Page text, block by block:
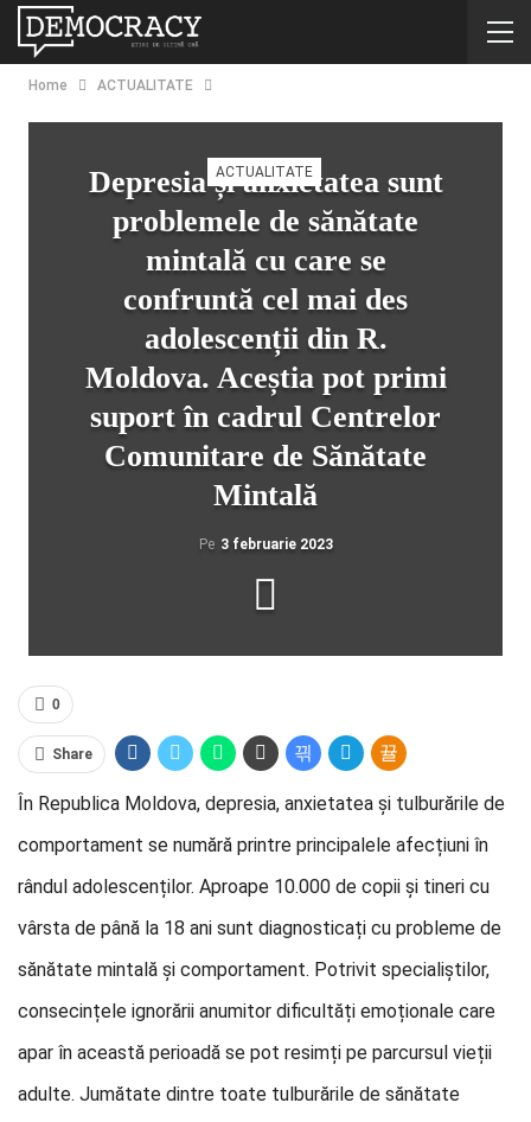
Home ACTUALITATE
ACTUALITATE
Depresia și anxietatea sunt
problemele de sănătate
mintală cu care se
confruntă cel mai des
adolescenții din R.
Moldova. Aceștia pot primi
suport în cadrul Centrelor
Comunitare de Sănătate
Mintală
Pe 3 februarie 2023
0
Share
În Republica Moldova, depresia, anxietatea și tulburările de
comportament se numără printre principalele afecțiuni în
rândul adolescenților. Aproape 10.000 de copii și tineri cu
vârsta de până la 18 ani sunt diagnosticați cu probleme de
sănătate mintală și comportament. Potrivit specialiștilor,
consecințele ignorării anumitor dificultăți emoționale care
apar în această perioadă se pot resimți pe parcursul vieții
adulte. Jumătate dintre toate tulburările de sănătate